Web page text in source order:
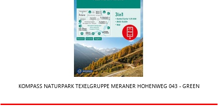
KOMPASS NATURPARK TEXELGRUPPE MERANER HOHENWEG 043 - GREEN